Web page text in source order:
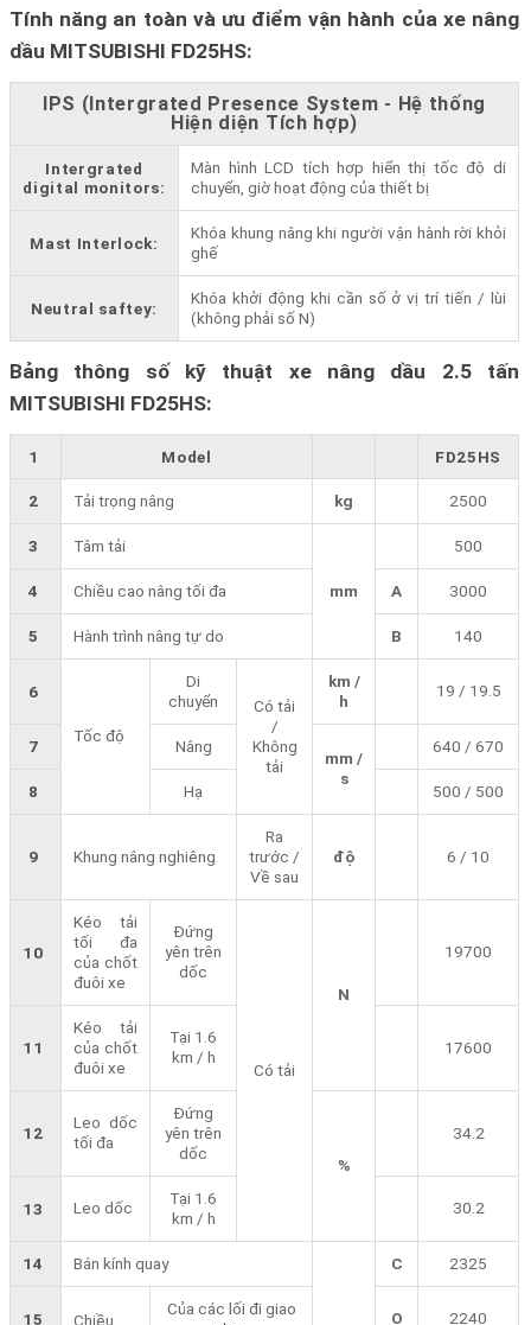
Tính năng an toàn và ưu điểm vận hành của xe nâng
dầu MITSUBISHI FD25HS:
IPS (Intergrated Presence System - Hệ thống
Hiện diện Tích hợp)
Intergrated
digital monitors:
Màn hình LCD tích hợp hiển thị tốc độ di
chuyển, giờ hoạt động của thiết bị
Mast Interlock:
Khóa khung nâng khi người vận hành rời khỏi
ghế
Neutral saftey:
Khóa khởi động khi cần số ở vị trí tiến / lùi
(không phải số N)
Bảng thông số kỹ thuật xe nâng dầu 2.5tấn
MITSUBISHI FD25HS:
1 Model FD25HS
2 Tải trọng nâng kg 2500
3 Tâm tải
mm
500
4 Chiều cao nâng tối đa A 3000
5 Hành trình nâng tự do B 140
6
Tốc độ
Di
chuyển
Có tải
/
Không
tải
km /
h
19 / 19.5
7 Nâng
mm /
s
640 / 670
8 Hạ 500 / 500
9 Khung nâng nghiêng
Ra
trước /
Về sau
độ 6 / 10
10
Kéo tải
tối đa
của chốt
đuôi xe
Đứng
yên trên
dốc
Có tải
N
19700
11
Kéo tải
của chốt
đuôi xe
Tại 1.6
km / h
17600
12
Leo dốc
tối đa
Đứng
yên trên
dốc
%
34.2
13 Leo dốc
Tại 1.6
km / h
30.2
14 Bán kính quay C 2325
15
Chiều
Của các lối đi giao
O 2240